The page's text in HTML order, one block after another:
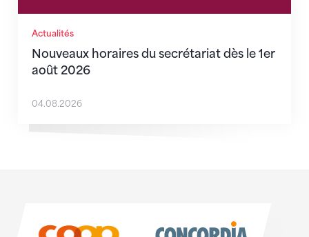
Actualités
Nouveaux horaires du secrétariat dès le 1er
août 2026
04.08.2026